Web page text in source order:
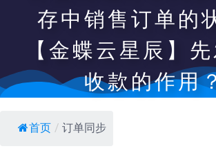
存中销售订单的
【金蝶云星辰】
收款的作用
首页 / 订单同步